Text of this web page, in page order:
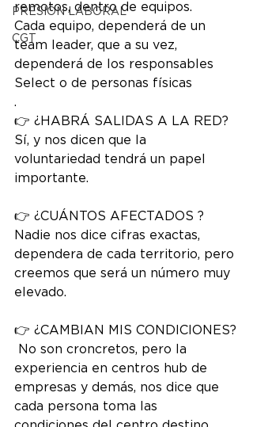
PRESIÓN LABORAL
CGT
remotos, dentro de equipos.
Cada equipo, dependerá de un
team leader, que a su vez,
dependerá de los responsables
Select o de personas físicas
.
👉 ¿HABRÁ SALIDAS A LA RED?
Sí, y nos dicen que la
voluntariedad tendrá un papel
importante.
👉 ¿CUÁNTOS AFECTADOS ?
Nadie nos dice cifras exactas,
dependera de cada territorio, pero
creemos que será un número muy
elevado.
👉 ¿CAMBIAN MIS CONDICIONES?
experiencia en centros hub de
empresas y demás, nos dice que
cada persona toma las